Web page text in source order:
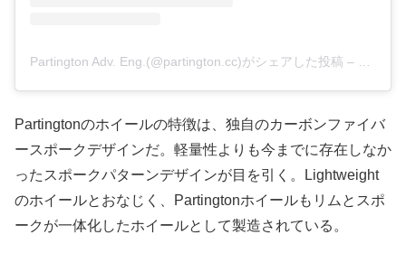
Partington Adv. Eng.(@partington.cc)がシェアした投稿 –
Partingtonのホイールの特徴は、独自のカーボンファイバ
ースポークデザインだ。軽量性よりも今までに存在しなか
ったスポークパターンデザインが目を引く。Lightweight
のホイールとおなじく、Partingtonホイールもリムとスポ
ークが一体化したホイールとして製造されている。